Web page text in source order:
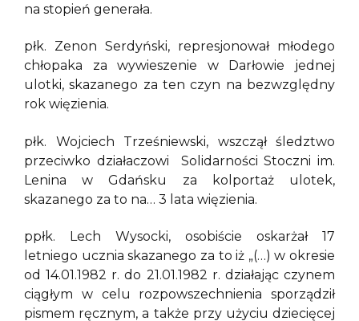
na stopień generała.
płk. Zenon Serdyński, represjonował młodego
chłopaka za wywieszenie w Darłowie jednej
ulotki, skazanego za ten czyn na bezwzględny
rok więzienia.
płk. Wojciech Trześniewski, wszczął śledztwo
przeciwko działaczowi Solidarności Stoczni im.
Lenina w Gdańsku za kolportaż ulotek,
skazanego za to na… 3 lata więzienia.
ppłk. Lech Wysocki, osobiście oskarżał 17
letniego ucznia skazanego za to iż „(…) w okresie
od 14.01.1982 r. do 21.01.1982 r. działając czynem
ciągłym w celu rozpowszechnienia sporządził
pismem ręcznym, a także przy użyciu dziecięcej